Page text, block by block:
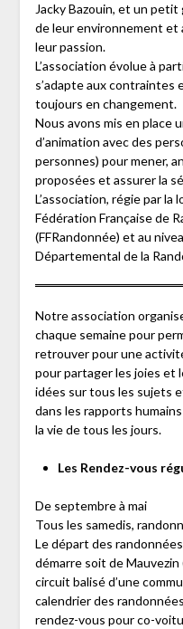
Jacky Bazouin, et un
de leur environnement et
leur passion.
L’association évolue à
s’adapte aux contraintes
toujours en changement.
Nous avons mis en place
d’animation avec des
personnes) pour mener,
proposées et assurer la
L’association, régie par la
Fédération Française de
(FFRandonnée) et au
Départemental de la
Notre association
chaque semaine pour
retrouver pour une
pour partager les joies et
idées sur tous les sujets
dans les rapports
la vie de tous les jours.
Les Rendez-vous
De septembre à mai
Tous les samedis,
Le départ des
démarre soit de Mauvezin
circuit balisé d’une
calendrier des
rendez-vous pour co-